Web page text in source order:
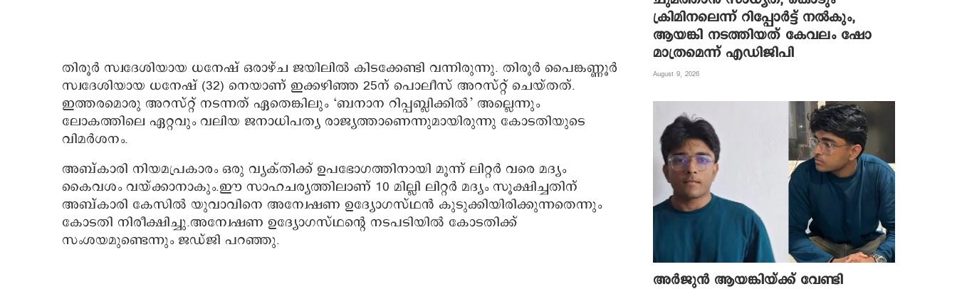
തിരൂർ സ്വദേശിയായ ധനേഷ് ഒരാഴ്ച ജയിലിൽ കിടക്കേണ്ടി വന്നിരുന്നു. തിരൂർ പൈങ്കണ്ണൂർ
സ്വദേശിയായ ധനേഷ് (32) നെയാണ് ഇക്കഴിഞ്ഞ 25ന് പൊലീസ് അറസ്റ്റ് ചെയ്തത്.
ഇത്തരമൊരു അറസ്റ്റ് നടന്നത് ഏതെങ്കിലും ‘ബനാന റിപ്പബ്ലിക്കിൽ’ അല്ലെന്നും
ലോകത്തിലെ ഏറ്റവും വലിയ ജനാധിപത്യ രാജ്യത്താണെന്നുമായിരുന്നു കോടതിയുടെ
വിമർശനം.
അബ്കാരി നിയമപ്രകാരം ഒരു വ്യക്തിക്ക് ഉപഭോഗത്തിനായി മൂന്ന് ലിറ്റർ വരെ മദ്യം
കൈവശം വയ്ക്കാനാകും.ഈ സാഹചര്യത്തിലാണ് 10 മില്ലി ലിറ്റർ മദ്യം സൂക്ഷിച്ചതിന്
അബ്കാരി കേസിൽ യുവാവിനെ അന്വേഷണ ഉദ്യോഗസ്ഥൻ കുടുക്കിയിരിക്കുന്നതെന്നും
കോടതി നിരീക്ഷിച്ചു.അന്വേഷണ ഉദ്യോഗസ്ഥന്റെ നടപടിയില്‍ കോടതിക്ക്
സംശയമുണ്ടെന്നും ജഡ്ജി പറഞ്ഞു.
ക്രിമിനലെന്ന് റിപ്പോർട്ട് നൽകും,
ആയങ്കി നടത്തിയത് കേവലം ഷോ
മാത്രമെന്ന് എഡിജിപി
August 9, 2026
അർജുൻ ആയങ്കിയ്ക്ക് വേണ്ടി